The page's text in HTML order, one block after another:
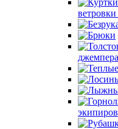
джемпера